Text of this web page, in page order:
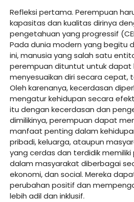
Refleksi pertama. Perempuan
kapasitas dan kualitas dirinya
pengetahuan yang progressif
Pada dunia modern yang begitu
ini, manusia yang salah satu
perempuan dituntut untuk
menyesuaikan diri secara cepat,
Oleh karenanya, kecerdasan
mengatur kehidupan secara
itu dengan kecerdasan dan
dimilikinya, perempuan dapat
manfaat penting dalam
pribadi, keluarga, ataupun
yang cerdas dan terdidik
dalam masyarakat diberbagai
ekonomi, dan social. Mereka
perubahan positif dan
lebih adil dan inklusif.